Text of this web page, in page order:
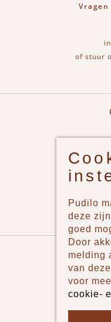
of stuur
Pudilo
deze
goed
Door
melding
van
voor
cookie-